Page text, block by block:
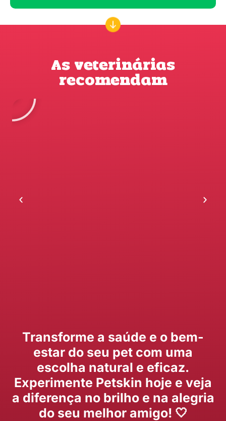
As veterinárias
recomendam
Transforme a saúde e o bem-
estar do seu pet com uma
escolha natural e eficaz.
Experimente Petskin hoje e veja
a diferença no brilho e na alegria
do seu melhor amigo! 🤍